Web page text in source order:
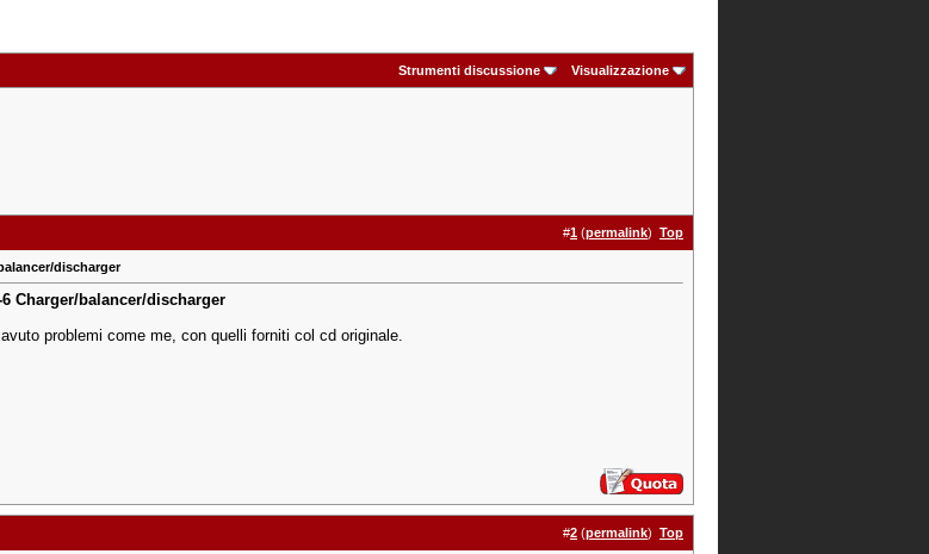
Strumenti discussione Visualizzazione
#1 (permalink) Top
discharger
6 Charger/balancer/discharger
problemi come me, con quelli forniti col cd originale.
#2 (permalink) Top